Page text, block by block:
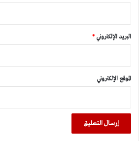
البريد الإلكتروني *
الموقع الإلكتروني